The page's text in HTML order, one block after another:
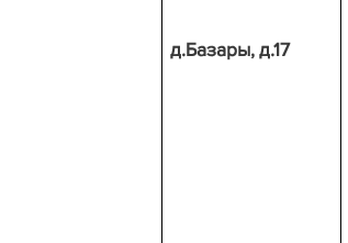
д.Базары, д.17